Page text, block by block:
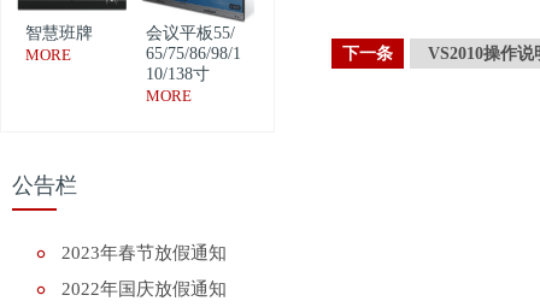
智慧班牌
MORE
会议平板55/
65/75/86/98/1
10/138寸
MORE
公告栏
2023年春节放假通知
2022年国庆放假通知
下一条 VS2010操作说